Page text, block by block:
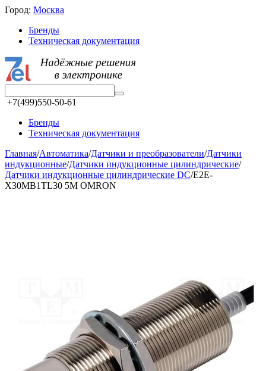
Город: Москва
Бренды
Техническая документация
+7(499)550-50-61
Бренды
Техническая документация
Главная/Автоматика/Датчики и преобразователи/Датчики
индукционные/Датчики индукционные цилиндрические/
Датчики индукционные цилиндрические DC/E2E-
X30MB1TL30 5M OMRON